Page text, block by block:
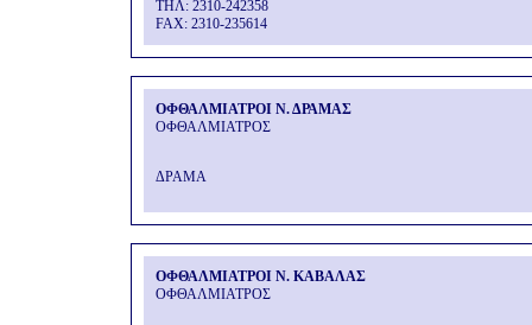
THΛ: 2310-242358
FAX: 2310-235614
ΟΦΘΑΛΜΙΑΤΡΟΙ Ν. ΔΡΑΜΑΣ
ΟΦΘΑΛΜΙΑΤΡΟΣ
ΔΡΑΜΑ
ΟΦΘΑΛΜΙΑΤΡΟΙ Ν. ΚΑΒΑΛΑΣ
ΟΦΘΑΛΜΙΑΤΡΟΣ